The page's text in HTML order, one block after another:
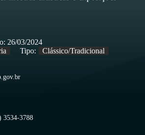
3534-3788
26/03/2024
Tipo: Clássico/Tradicional